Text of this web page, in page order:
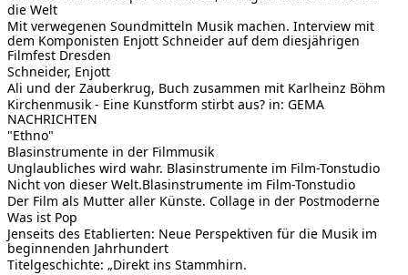
die Welt
Mit verwegenen Soundmitteln Musik machen. Interview mit
dem Komponisten Enjott Schneider auf dem diesjährigen
Filmfest Dresden
Schneider, Enjott
Ali und der Zauberkrug, Buch zusammen mit Karlheinz Böhm
Kirchenmusik - Eine Kunstform stirbt aus? in: GEMA
NACHRICHTEN
"Ethno"
Blasinstrumente in der Filmmusik
Unglaubliches wird wahr. Blasinstrumente im Film-Tonstudio
Nicht von dieser Welt.Blasinstrumente im Film-Tonstudio
Der Film als Mutter aller Künste. Collage in der Postmoderne
Was ist Pop
Jenseits des Etablierten: Neue Perspektiven für die Musik im
beginnenden Jahrhundert
Titelgeschichte: „Direkt ins Stammhirn.